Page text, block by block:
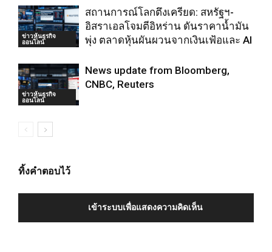
ข่าวหุ้นธุรกิจ
ออนไลน์
สถานการณ์โลกตึงเครียด: สหรัฐฯ-
อิสราเอลโจมตีอิหร่าน ดันราคาน้ำมัน
พุ่ง ตลาดหุ้นผันผวนจากเงินเฟ้อและ AI
ข่าวหุ้นธุรกิจ
ออนไลน์
News update from Bloomberg,
CNBC, Reuters
ทิ้งคำตอบไว้
เข้าระบบเพื่อแสดงความคิดเห็น